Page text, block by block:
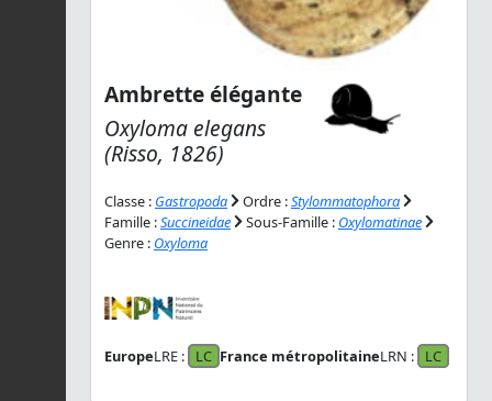
Ambrette élégante
Oxyloma elegans
(Risso, 1826)
Classe : Gastropoda Ordre :Stylommatophora
Famille :Succineidae Sous-Famille : Oxylomatinae
Genre : Oxyloma
EuropeLRE : LC France métropolitaineLRN : LC